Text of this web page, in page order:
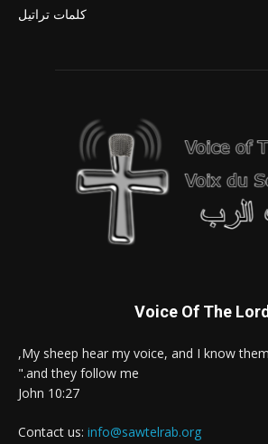
كلمات تراتيل
Voice Of The Lord
and they follow me."
John 10:27
Contact us: info@sawtelrab.org